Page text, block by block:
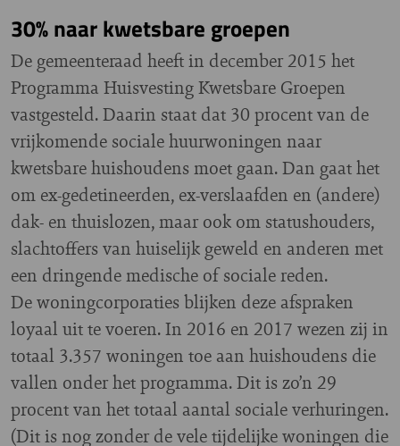
30% naar kwetsbare groepen
De gemeenteraad heeft in december 2015 het
Programma Huisvesting Kwetsbare Groepen
vastgesteld. Daarin staat dat 30 procent van de
vrijkomende sociale huurwoningen naar
kwetsbare huishoudens moet gaan. Dan gaat het
om ex-gedetineerden, ex-verslaafden en (andere)
dak- en thuislozen, maar ook om statushouders,
slachtoffers van huiselijk geweld en anderen met
een dringende medische of sociale reden.
De woningcorporaties blijken deze afspraken
loyaal uit te voeren. In 2016 en 2017 wezen zij in
totaal 3.357 woningen toe aan huishoudens die
vallen onder het programma. Dit is zo’n 29
procent van het totaal aantal sociale verhuringen.
(Dit is nog zonder de vele tijdelijke woningen die